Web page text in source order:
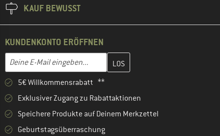
KAUF BEWUSST
KUNDENKONTO ERÖFFNEN
E-Mail-Adresse
Gib hier deine E-Mail-Adresse ein und erstelle im nächsten
5€ Willkommensrabatt **
Exklusiver Zugang zu Rabattaktionen
Speichere Produkte auf Deinem Merkzettel
Geburtstagsüberraschung